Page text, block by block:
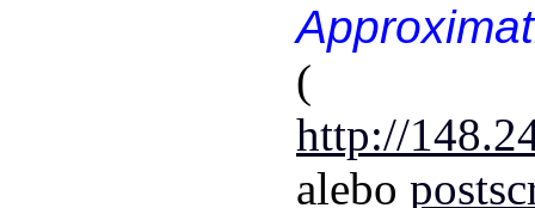
(
http://
alebo